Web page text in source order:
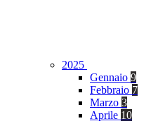
2025
Gennaio 9
Febbraio 7
Marzo 3
Aprile 10